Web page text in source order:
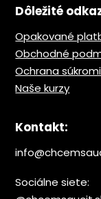
Dôležité
Opakované
Obchodné
Ochrana s
Naše kurzy
Kontakt:
Sociálne siete: